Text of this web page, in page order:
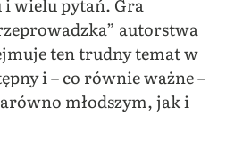
autorstwa
ten trudny temat w
i – co równie ważne –
młodszym, jak i